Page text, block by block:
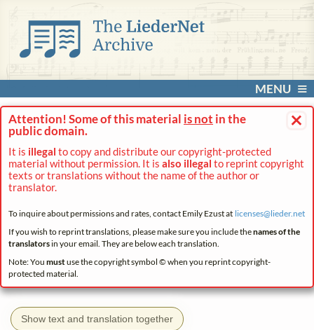
MENU
×
Attention! Some of this material is not in the
public domain.
It is illegal to copy and distribute our copyright-protected
material without permission. It is also illegal to reprint copyright
texts or translations without the name of the author or
translator.
To inquire about permissions and rates, contact Emily Ezust at licenses@lieder.net
If you wish to reprint translations, please make sure you include thenames of the
translatorsin your email. They are below each translation.
Note: You mustuse the copyright symbol © when you reprint copyright-
protected material.
Show text and translation together